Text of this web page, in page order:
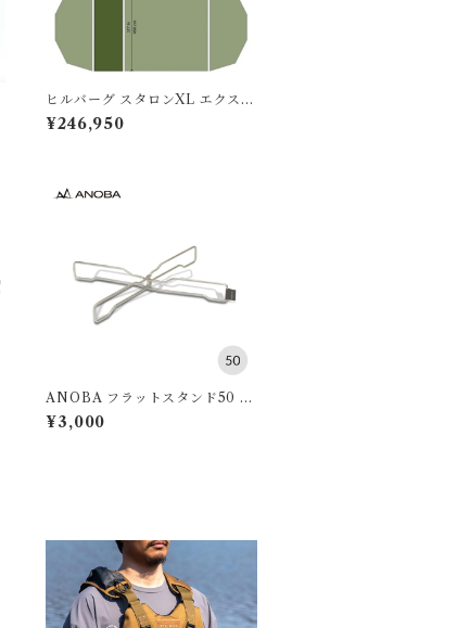
ヒルバーグ スタロンXL エクステ
ンション タクティカル ポール
セット
¥246,950
ANOBA フラットスタンド50 S
US Ver.
¥3,000